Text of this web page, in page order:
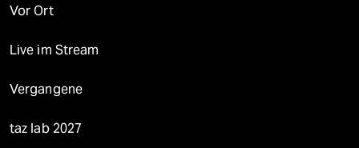
Vor Ort
Live im Stream
Vergangene
taz lab 2027